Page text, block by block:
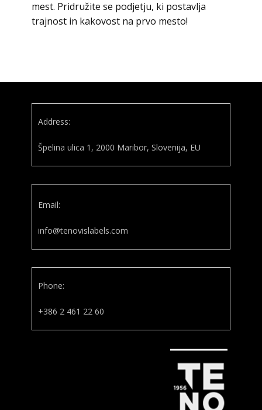
mest. Pridružite se podjetju, ki postavlja
trajnost in kakovost na prvo mesto!
Address:
Špelina ulica 1, 2000 Maribor, Slovenija, EU
Email:
info@tenovislabels.com
Phone:
+386 2 461 22 60